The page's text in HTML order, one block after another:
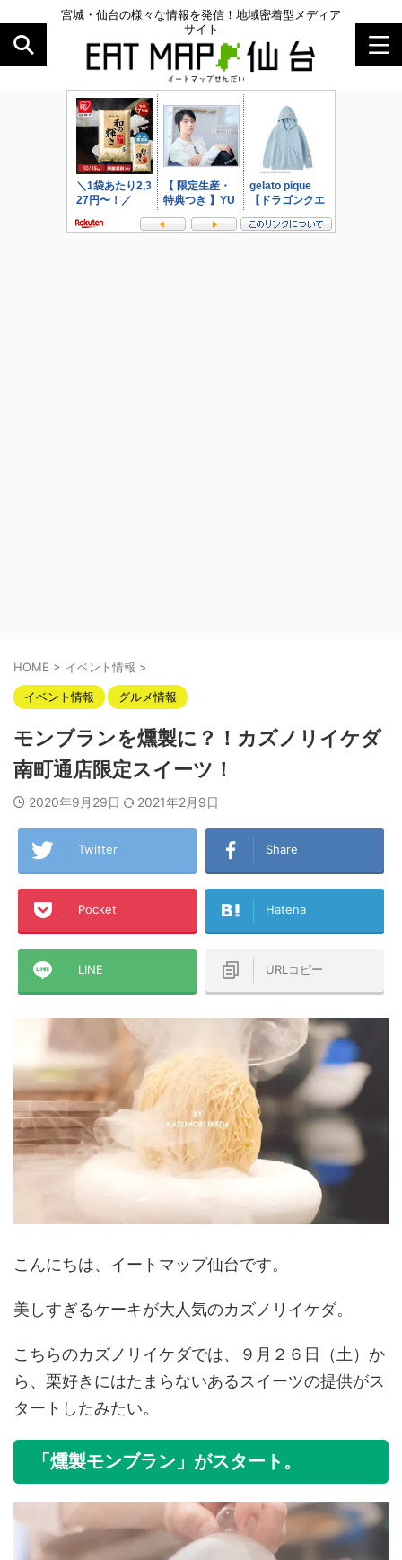
宮城・仙台の様々な情報を発信！地域密着型メディア
サイト
HOME > イベント情報 >
イベント情報 グルメ情報
モンブランを燻製に？！カズノリイケダ
南町通店限定スイーツ！
2020年9月29日 2021年2月9日
Twitter Share
Pocket Hatena
LINE URLコピー
こんにちは、イートマップ仙台です。
美しすぎるケーキが大人気のカズノリイケダ。
こちらのカズノリイケダでは、９月２６日（土）か
ら、栗好きにはたまらないあるスイーツの提供がス
タートしたみたい。
「燻製モンブラン」がスタート。